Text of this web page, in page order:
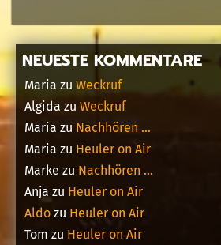
NEUESTE KOMMENTARE
Maria zu Weckruf
Algida zu Weckruf
Maria zu Nachhören …
Maria zu Heuler on Air
Marke zu Nachhören …
Anja zu Heuler on Air
Aldo zu Heuler on Air
Tom zu Heuler on Air